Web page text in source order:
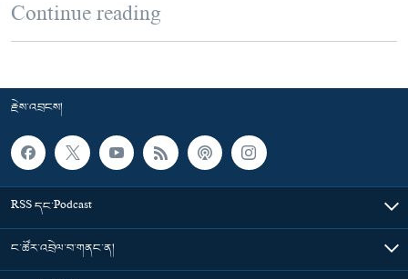
Continue reading
རྗེས་འབྲངས།
RSS དང་Podcast
ང་ཚོར་འབྲེལ་བ་གནང་ན།